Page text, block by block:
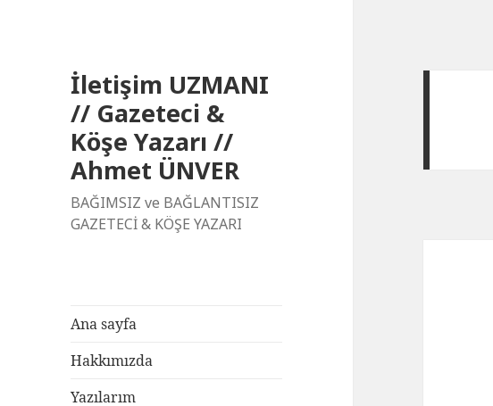
İletişim UZMANI
// Gazeteci &
Köşe Yazarı //
Ahmet ÜNVER
BAĞIMSIZ ve BAĞLANTISIZ
GAZETECİ & KÖŞE YAZARI
Ana sayfa
Hakkımızda
Yazılarım